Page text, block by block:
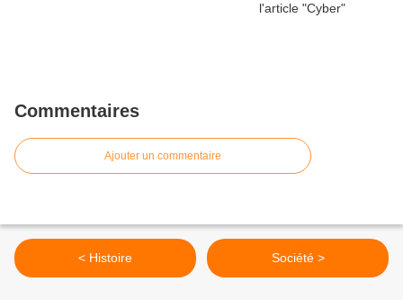
Commentaires
Ajouter un commentaire
< Histoire Société >